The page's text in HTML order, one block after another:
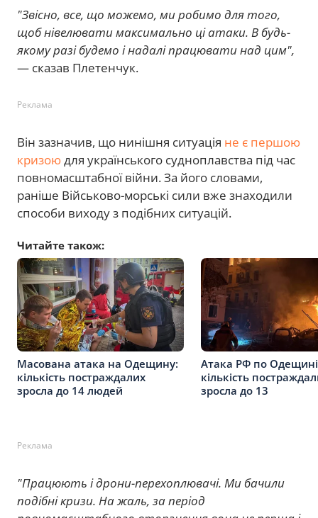
"Звісно, все, що можемо, ми робимо для того,
щоб нівелювати максимально ці атаки. В будь-
якому разі будемо і надалі працювати над цим",
— сказав Плетенчук.
Реклама
Він зазначив, що нинішня ситуація не є першою
кризоюдля українського судноплавства під час
повномасштабної війни. За його словами,
раніше Військово-морські сили вже знаходили
способи виходу з подібних ситуацій.
Читайте також:
Масована атака на Одещину:
кількість постраждалих
зросла до 14 людей
Атака РФ по
кількість
зросла до 13
Реклама
"Працюють і дрони-перехоплювачі. Ми бачили
подібні кризи. На жаль, за період